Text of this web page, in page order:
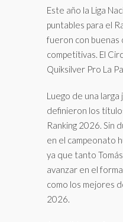
Este año la Liga
puntables para el
fueron con buenas
competitivas. El
Quiksilver Pro La
Luego de una larga
definieron los
Ranking 2026. Sin
en el campeonato
ya que tanto
avanzar en el
como los mejores
2026.